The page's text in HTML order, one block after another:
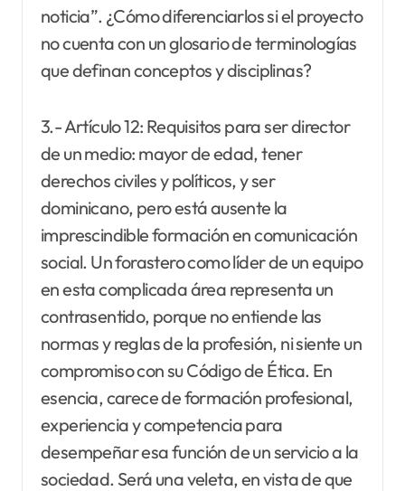
noticia”. ¿Cómo diferenciarlos si el proyecto
no cuenta con un glosario de terminologías
que definan conceptos y disciplinas?
3.- Artículo 12: Requisitos para ser director
de un medio: mayor de edad, tener
derechos civiles y políticos, y ser
dominicano, pero está ausente la
imprescindible formación en comunicación
social. Un forastero como líder de un equipo
en esta complicada área representa un
contrasentido, porque no entiende las
normas y reglas de la profesión, ni siente un
compromiso con su Código de Ética. En
esencia, carece de formación profesional,
experiencia y competencia para
desempeñar esa función de un servicio a la
sociedad. Será una veleta, en vista de que